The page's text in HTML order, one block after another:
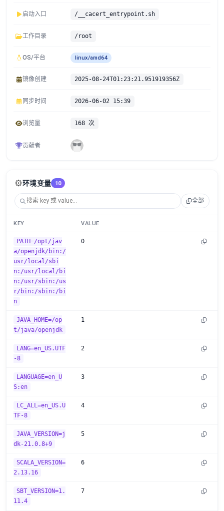
启动入口 /__cacert_entrypoint.sh
工作目录 /root
OS/平台 linux/amd64
镜像创建 2025-08-24T01:23:21.951919356Z
同步时间 2026-06-02 15:39
浏览量 168 次
贡献者
⚙️环境变量 10
全部
KEY VALUE
PATH=/opt/jav
a/openjdk/bin:/
usr/local/sbi
n:/usr/local/bi
n:/usr/sbin:/us
r/bin:/sbin:/bi
n
0
JAVA_HOME=/op
t/java/openjdk
1
LANG=en_US.UTF
-8
2
LANGUAGE=en_U
S:en
3
LC_ALL=en_US.U
TF-8
4
JAVA_VERSION=j
dk-21.0.8+9
5
SCALA_VERSION=
2.13.16
6
SBT_VERSION=1.
11.4
7